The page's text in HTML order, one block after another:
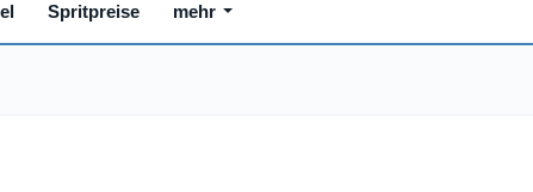
Spritpreise mehr